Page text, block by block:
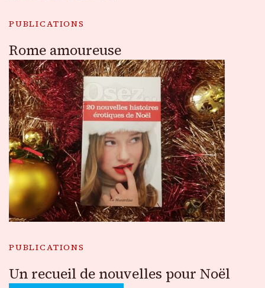
PUBLICATIONS
Rome amoureuse
PUBLICATIONS
Un recueil de nouvelles pour Noël